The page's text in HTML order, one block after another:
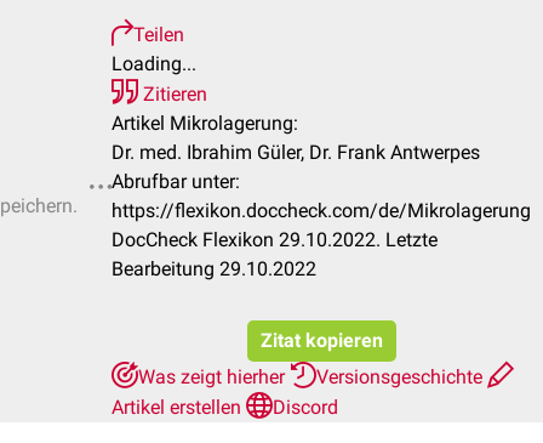
Teilen
Loading...
Zitieren
Artikel Mikrolagerung:
Dr. med. Ibrahim Güler, Dr. Frank Antwerpes
Abrufbar unter:
https://flexikon.doccheck.com/de/Mikrolagerung
DocCheck Flexikon 29.10.2022. Letzte
Bearbeitung 29.10.2022
Zitat kopieren
Was zeigt hierher
Versionsgeschichte
Artikel erstellen
Discord